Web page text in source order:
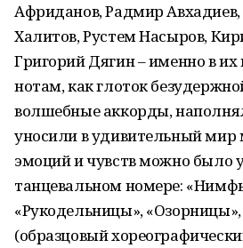
Африданов, Радмир
Халитов, Рустем Насыров,
Григорий Дягин – именно в их
нотам, как глоток
волшебные аккорды,
уносили в удивительный
эмоций и чувств можно было
танцевальном номере:
«Рукодельницы», «Озорницы»,
(образцовый